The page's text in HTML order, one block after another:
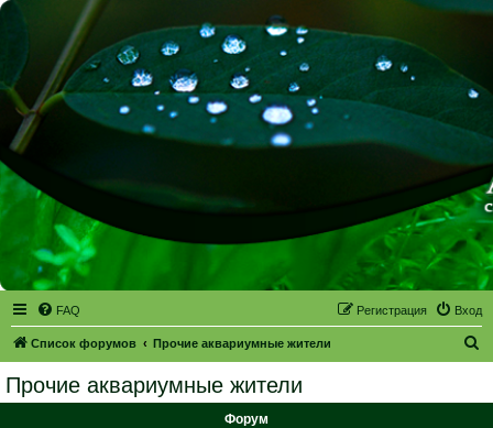
FAQ Вход
Регистрация
Список форумов Прочие аквариумные жители
Прочие аквариумные жители
Форум